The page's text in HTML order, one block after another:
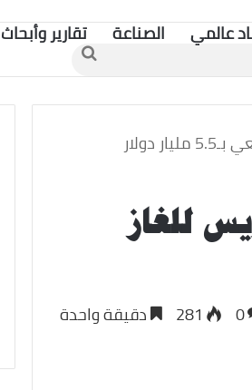
عالمي الصناعة تقارير وأبحاث
بحث
عن
للغاز
0
281
دقيقة واحدة